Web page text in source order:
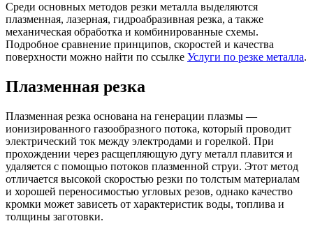
Среди основных методов резки металла выделяются
плазменная, лазерная, гидроабразивная резка, а также
механическая обработка и комбинированные схемы.
Подробное сравнение принципов, скоростей и качества
поверхности можно найти по ссылке Услуги по резке металла.
Плазменная резка
Плазменная резка основана на генерации плазмы —
ионизированного газообразного потока, который проводит
электрический ток между электродами и горелкой. При
прохождении через расщепляющую дугу металл плавится и
удаляется с помощью потоков плазменной струи. Этот метод
отличается высокой скоростью резки по толстым материалам
и хорошей переносимостью угловых резов, однако качество
кромки может зависеть от характеристик воды, топлива и
толщины заготовки.